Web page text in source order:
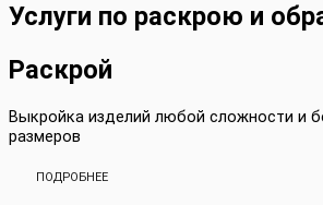
Услуги по раскрою и
Раскрой
Выкройка изделий любой сложности и
размеров
ПОДРОБНЕЕ